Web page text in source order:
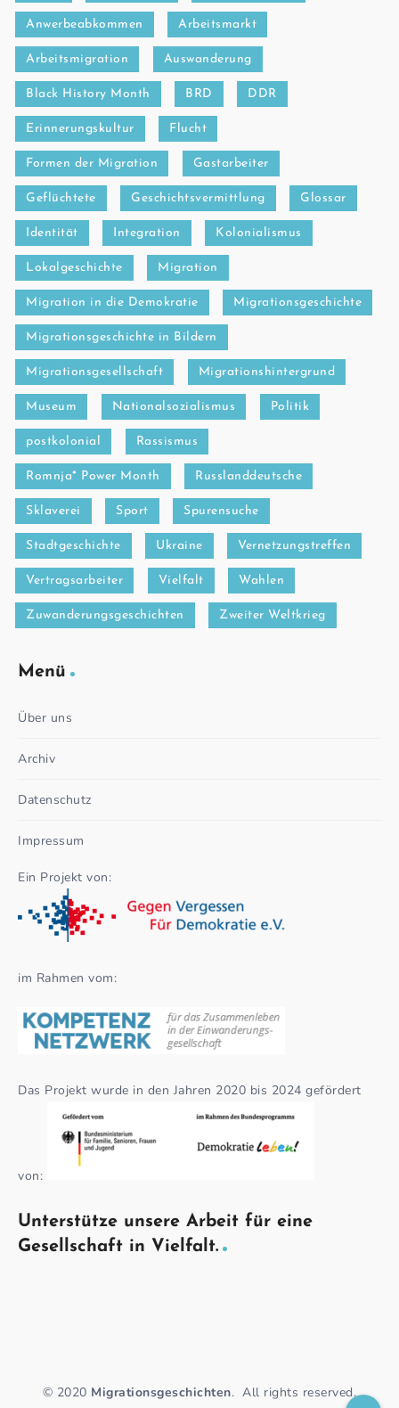
Anwerbeabkommen Arbeitsmarkt
Arbeitsmigration Auswanderung
Black History Month BRD DDR
Erinnerungskultur Flucht
Formen der Migration Gastarbeiter
Geflüchtete Geschichtsvermittlung Glossar
Identität Integration Kolonialismus
Lokalgeschichte Migration
Migration in die Demokratie Migrationsgeschichte
Migrationsgeschichte in Bildern
Migrationsgesellschaft Migrationshintergrund
Museum Nationalsozialismus Politik
postkolonial Rassismus
Romnja* Power Month Russlanddeutsche
Sklaverei Sport Spurensuche
Stadtgeschichte Ukraine Vernetzungstreffen
Vertragsarbeiter Vielfalt Wahlen
Zuwanderungsgeschichten Zweiter Weltkrieg
Menü
Über uns
Archiv
Datenschutz
Impressum
Ein Projekt von:
im Rahmen vom:
Das Projekt wurde in den Jahren 2020 bis 2024 gefördert
von:
Unterstütze unsere Arbeit für eine
Gesellschaft in Vielfalt.
© 2020 Migrationsgeschichten.All rights reserved.